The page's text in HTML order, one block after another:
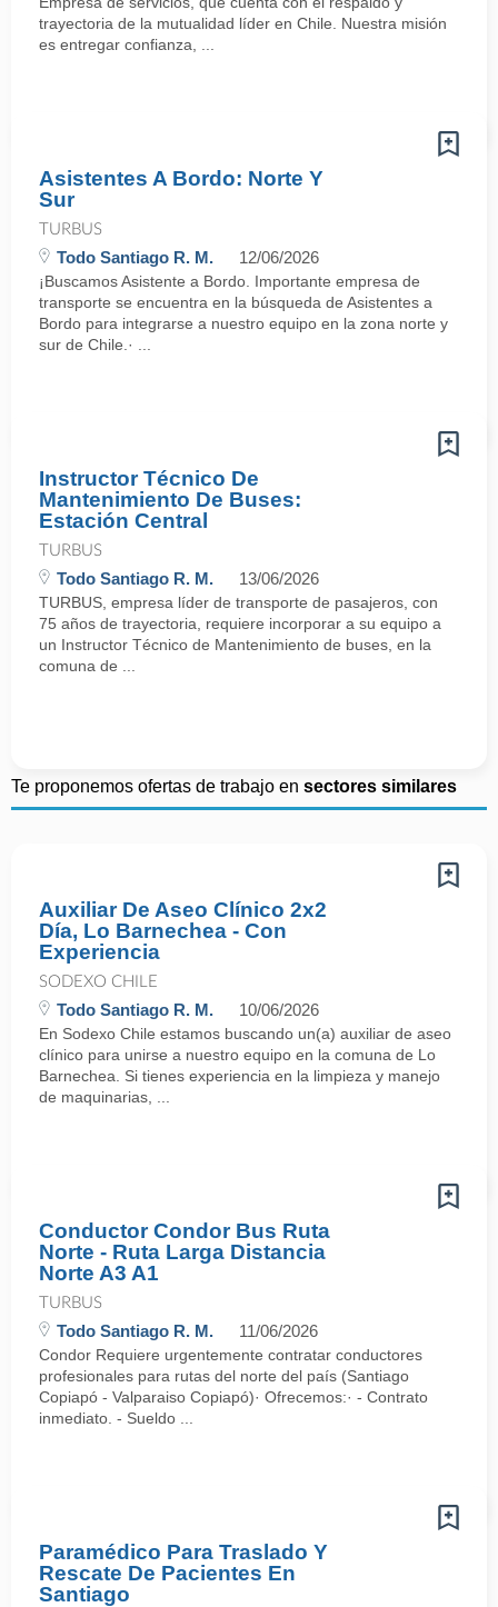
trayectoria de la mutualidad líder en Chile. Nuestra misión
es entregar confianza, ...
Asistentes A Bordo: Norte Y
Sur
TURBUS
Todo Santiago R. M. 12/06/2026
¡Buscamos Asistente a Bordo. Importante empresa de
transporte se encuentra en la búsqueda de Asistentes a
Bordo para integrarse a nuestro equipo en la zona norte y
sur de Chile.· ...
Instructor Técnico De
Mantenimiento De Buses:
Estación Central
TURBUS
Todo Santiago R. M. 13/06/2026
TURBUS, empresa líder de transporte de pasajeros, con
75 años de trayectoria, requiere incorporar a su equipo a
un Instructor Técnico de Mantenimiento de buses, en la
comuna de ...
Te proponemos ofertas de trabajo en sectores similares
Auxiliar De Aseo Clínico 2x2
Día, Lo Barnechea - Con
Experiencia
SODEXO CHILE
Todo Santiago R. M. 10/06/2026
En Sodexo Chile estamos buscando un(a) auxiliar de aseo
clínico para unirse a nuestro equipo en la comuna de Lo
Barnechea. Si tienes experiencia en la limpieza y manejo
de maquinarias, ...
Conductor Condor Bus Ruta
Norte - Ruta Larga Distancia
Norte A3 A1
TURBUS
Todo Santiago R. M. 11/06/2026
Condor Requiere urgentemente contratar conductores
profesionales para rutas del norte del país (Santiago
Copiapó - Valparaiso Copiapó)· Ofrecemos:· - Contrato
inmediato. - Sueldo ...
Paramédico Para Traslado Y
Rescate De Pacientes En
Santiago